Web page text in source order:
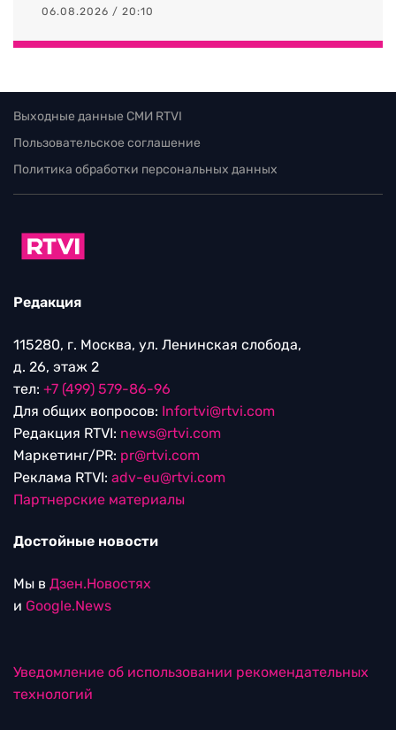
06.08.2026 / 20:10
Выходные данные СМИ RTVI
Пользовательское соглашение
Политика обработки персональных данных
Редакция
115280, г. Москва, ул. Ленинская слобода,
д. 26, этаж 2
тел: +7 (499) 579-86-96
Для общих вопросов: Infortvi@rtvi.com
Редакция RTVI: news@rtvi.com
Маркетинг/PR: pr@rtvi.com
Реклама RTVI: adv-eu@rtvi.com
Партнерские материалы
Достойные новости
Мы в Дзен.Новостях
и Google.News
Уведомление об использовании рекомендательных
технологий